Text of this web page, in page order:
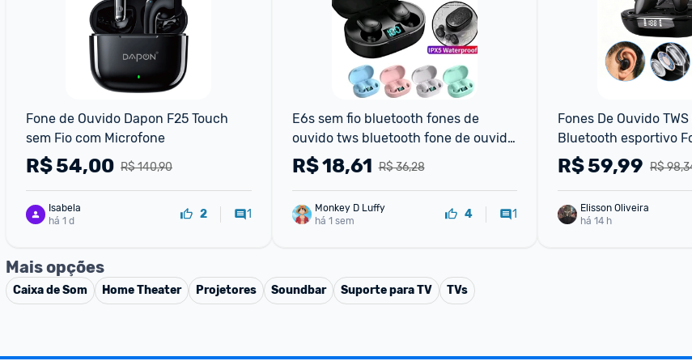
Fone de Ouvido Dapon F25 Touch
sem Fio com Microfone
R$ 140,90
R$54,00
Isabela
há 1 d
2 1
E6s sem fio bluetooth fones de
ouvido tws bluetooth fone de ouvido
sem fio com cancelamento de ruído
R$ 36,28
R$18,61
Monkey D Luffy
há 1 sem
4 1
Fones De Ouvido
Bluetooth esportivo
Esportivo Som Estéreo
R$
R$59,99
Elisson Oliveira
há 14 h
Mais opções
Caixa de Som Home Theater Projetores Soundbar Suporte para TV TVs